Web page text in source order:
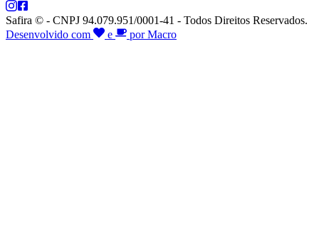
Safira © - CNPJ 94.079.951/0001-41 - Todos Direitos Reservados.
Desenvolvido com
e por Macro